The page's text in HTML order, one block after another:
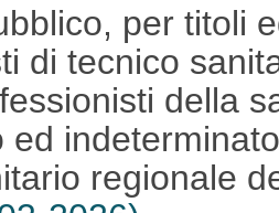
per titoli
di tecnico
della
ed
regionale